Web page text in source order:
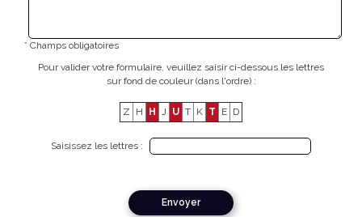
* Champs obligatoires
Pour valider votre formulaire, veuillez saisir ci-dessous les lettres
sur fond de couleur (dans l'ordre) :
Z H H J U T K T E D
Saisissez les lettres :